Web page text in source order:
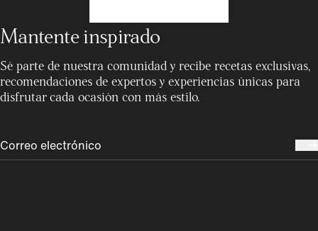
Mantente inspirado
Sé parte de nuestra comunidad y recibe recetas exclusivas,
recomendaciones de expertos y experiencias únicas para
disfrutar cada ocasión con más estilo.